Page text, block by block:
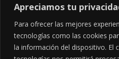
Apreciamos tu
Para ofrecer las mejores
tecnologías como las cookies
la información del dispositivo. El